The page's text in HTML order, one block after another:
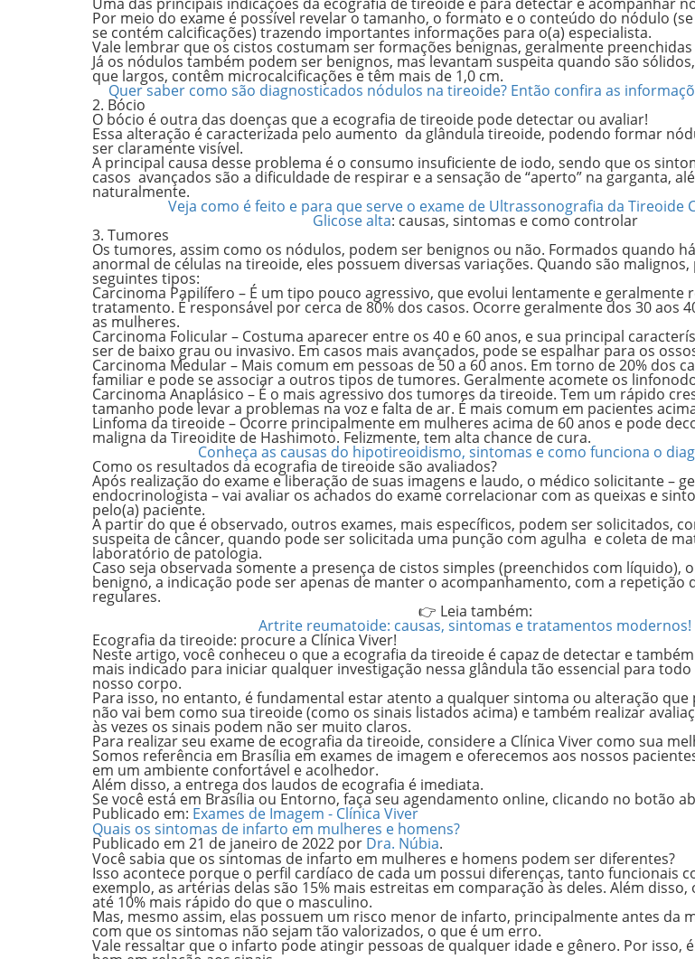
Por meio do exame é possível revelar o tamanho, o formato e o conteúdo do nódulo
se contém calcificações) trazendo importantes informações para o(a) especialista.
Vale lembrar que os cistos costumam ser formações benignas, geralmente
Já os nódulos também podem ser benignos, mas levantam suspeita quando são sólidos
que largos, contêm microcalcificações e têm mais de 1,0 cm.
Quer saber como são diagnosticados nódulos na tireoide? Então confira as
2. Bócio
O bócio é outra das doenças que a ecografia de tireoide pode detectar ou avaliar!
Essa alteração é caracterizada pelo aumento da glândula tireoide, podendo formar
ser claramente visível.
A principal causa desse problema é o consumo insuficiente de iodo, sendo que os
casos avançados são a dificuldade de respirar e a sensação de “aperto” na garganta,
naturalmente.
Veja como é feito e para que serve o exame de Ultrassonografia da Tireoide
Glicose alta: causas, sintomas e como controlar
3. Tumores
Os tumores, assim como os nódulos, podem ser benignos ou não. Formados quando
anormal de células na tireoide, eles possuem diversas variações. Quando são
seguintes tipos:
Carcinoma Papilífero – É um tipo pouco agressivo, que evolui lentamente e geralmente
tratamento. É responsável por cerca de 80% dos casos. Ocorre geralmente dos 30 aos
as mulheres.
Carcinoma Folicular – Costuma aparecer entre os 40 e 60 anos, e sua principal
ser de baixo grau ou invasivo. Em casos mais avançados, pode se espalhar para os
Carcinoma Medular– Mais comum em pessoas de 50 a 60 anos. Em torno de 20% dos
familiar e pode se associar a outros tipos de tumores. Geralmente acomete os
Carcinoma Anaplásico – É o mais agressivo dos tumores da tireoide. Tem um rápido
tamanho pode levar a problemas na voz e falta de ar. É mais comum em pacientes
Linfoma da tireoide – Ocorre principalmente em mulheres acima de 60 anos e pode
maligna da Tireoidite de Hashimoto. Felizmente, tem alta chance de cura.
Conheça as causas do hipotireoidismo, sintomas e como funciona o
Como os resultados da ecografia de tireoide são avaliados?
Após realização do exame e liberação de suas imagens e laudo, o médico solicitante –
endocrinologista – vai avaliar os achados do exame correlacionar com as queixas e
pelo(a) paciente.
A partir do que é observado, outros exames, mais específicos, podem ser solicitados,
suspeita de câncer, quando pode ser solicitada uma punção com agulha e coleta de
laboratório de patologia.
Caso seja observada somente a presença de cistos simples (preenchidos com líquido),
benigno, a indicação pode ser apenas de manter o acompanhamento, com a repetição
regulares.
👉 Leia também:
Artrite reumatoide: causas, sintomas e tratamentos modernos!
Ecografia da tireoide: procure a Clínica Viver!
Neste artigo, você conheceu o que a ecografia da tireoide é capaz de detectar e
mais indicado para iniciar qualquer investigação nessa glândula tão essencial para
nosso corpo.
Para isso, no entanto, é fundamental estar atento a qualquer sintoma ou alteração que
não vai bem como sua tireoide (como os sinais listados acima) e também realizar
às vezes os sinais podem não ser muito claros.
Para realizar seu exame de ecografia da tireoide, considere a Clínica Viver como sua
Somos referência em Brasília em exames de imagem e oferecemos aos nossos
em um ambiente confortável e acolhedor.
Além disso, a entrega dos laudos de ecografia é imediata.
Se você está em Brasília ou Entorno, faça seu agendamento online, clicando no botão
Publicado em: Exames de Imagem - Clínica Viver
Quais os sintomas de infarto em mulheres e homens?
Publicado em 21 de janeiro de 2022 por Dra. Núbia.
Você sabia que os sintomas de infarto em mulheres e homens podem ser diferentes?
Isso acontece porque o perfil cardíaco de cada um possui diferenças, tanto funcionais
exemplo, as artérias delas são 15% mais estreitas em comparação às deles. Além disso,
até 10% mais rápido do que o masculino.
Mas, mesmo assim, elas possuem um risco menor de infarto, principalmente antes da
com que os sintomas não sejam tão valorizados, o que é um erro.
Vale ressaltar que o infarto pode atingir pessoas de qualquer idade e gênero. Por isso,